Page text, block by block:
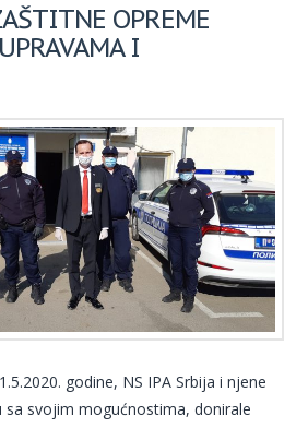
OPREME
I
godine, NS IPA Srbija i njene
sa svojim mogućnostima, donirale